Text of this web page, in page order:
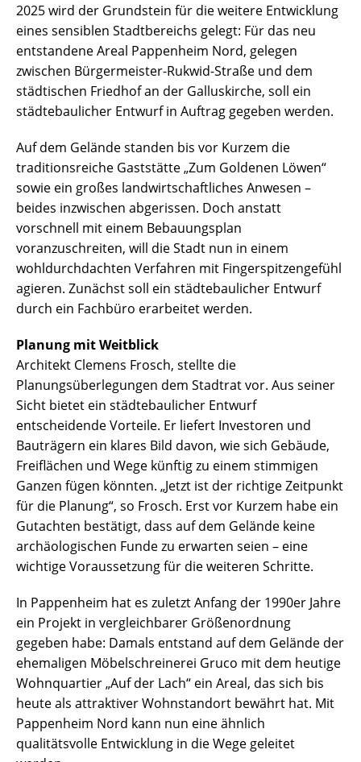
2025 wird der Grundstein für die weitere Entwicklung
eines sensiblen Stadtbereichs gelegt: Für das neu
entstandene Areal Pappenheim Nord, gelegen
zwischen Bürgermeister-Rukwid-Straße und dem
städtischen Friedhof an der Galluskirche, soll ein
städtebaulicher Entwurf in Auftrag gegeben werden.
Auf dem Gelände standen bis vor Kurzem die
traditionsreiche Gaststätte „Zum Goldenen Löwen“
sowie ein großes landwirtschaftliches Anwesen –
beides inzwischen abgerissen. Doch anstatt
vorschnell mit einem Bebauungsplan
voranzuschreiten, will die Stadt nun in einem
wohldurchdachten Verfahren mit Fingerspitzengefühl
agieren. Zunächst soll ein städtebaulicher Entwurf
durch ein Fachbüro erarbeitet werden.
Planung mit Weitblick
Architekt Clemens Frosch, stellte die
Planungsüberlegungen dem Stadtrat vor. Aus seiner
Sicht bietet ein städtebaulicher Entwurf
entscheidende Vorteile. Er liefert Investoren und
Bauträgern ein klares Bild davon, wie sich Gebäude,
Freiflächen und Wege künftig zu einem stimmigen
Ganzen fügen könnten. „Jetzt ist der richtige Zeitpunkt
für die Planung“, so Frosch. Erst vor Kurzem habe ein
Gutachten bestätigt, dass auf dem Gelände keine
archäologischen Funde zu erwarten seien – eine
wichtige Voraussetzung für die weiteren Schritte.
In Pappenheim hat es zuletzt Anfang der 1990er Jahre
ein Projekt in vergleichbarer Größenordnung
gegeben habe: Damals entstand auf dem Gelände der
ehemaligen Möbelschreinerei Gruco mit dem heutige
Wohnquartier „Auf der Lach“ ein Areal, das sich bis
heute als attraktiver Wohnstandort bewährt hat. Mit
Pappenheim Nord kann nun eine ähnlich
qualitätsvolle Entwicklung in die Wege geleitet